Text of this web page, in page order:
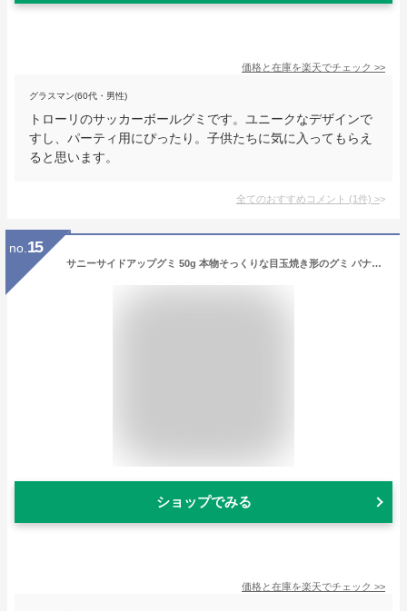
価格と在庫を楽天でチェック >>
グラスマン(60代・男性)
トローリのサッカーボールグミです。ユニークなデザインで
すし、パーティ用にぴったり。子供たちに気に入ってもらえ
ると思います。
全てのおすすめコメント (1件) >
no. 15
サニーサイドアップグミ 50g 本物そっくりな目玉焼き形のグミ バナナ＆クリームフレーバー Sunny Side up Gummi 【Sunny Side up Gummies】【卵】【スペイン】【パーティー】【かわいい】【お菓子】【面白い】【安い】
ショップでみる
価格と在庫を楽天でチェック >>